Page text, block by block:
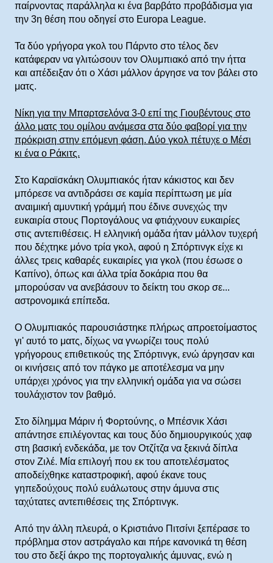
παίρνοντας παράλληλα κι ένα βαρβάτο προβάδισμα για
την 3η θέση που οδηγεί στο Europa League.
Τα δύο γρήγορα γκολ του Πάρντο στο τέλος δεν
κατάφεραν να γλιτώσουν τον Ολυμπιακό από την ήττα
και απέδειξαν ότι ο Χάσι μάλλον άργησε να τον βάλει στο
ματς.
Νίκη για την Μπαρτσελόνα 3-0 επί της Γιουβέντους στο
άλλο ματς του ομίλου ανάμεσα στα δύο φαβορί για την
πρόκριση στην επόμενη φάση. Δύο γκολ πέτυχε ο Μέσι
κι ένα ο Ράκιτς.
Στο Καραϊσκάκη Ολυμπιακός ήταν κάκιστος και δεν
μπόρεσε να αντιδράσει σε καμία περίπτωση με μία
αναιμική αμυντική γράμμή που έδινε συνεχώς την
ευκαιρία στους Πορτογάλους να φτιάχνουν ευκαιρίες
στις αντεπιθέσεις. Η ελληνική ομάδα ήταν μάλλον τυχερή
που δέχτηκε μόνο τρία γκολ, αφού η Σπόρτινγκ είχε κι
άλλες τρεις καθαρές ευκαιρίες για γκολ (που έσωσε ο
Καπίνο), όπως και άλλα τρία δοκάρια που θα
μπορούσαν να ανεβάσουν το δείκτη του σκορ σε...
αστρονομικά επίπεδα.
Ο Ολυμπιακός παρουσιάστηκε πλήρως απροετοίμαστος
γι' αυτό το ματς, δίχως να γνωρίζει τους πολύ
γρήγορους επιθετικούς της Σπόρτινγκ, ενώ άργησαν και
οι κινήσεις από τον πάγκο με αποτέλεσμα να μην
υπάρχει χρόνος για την ελληνική ομάδα για να σώσει
τουλάχιστον τον βαθμό.
Στο δίλημμα Μάριν ή Φορτούνης, ο Μπέσνικ Χάσι
απάντησε επιλέγοντας και τους δύο δημιουργικούς χαφ
στη βασική ενδεκάδα, με τον Οτζίτζα να ξεκινά δίπλα
στον Ζιλέ. Μία επιλογή που εκ του αποτελέσματος
αποδείχθηκε καταστροφική, αφού έκανε τους
γηπεδούχους πολύ ευάλωτους στην άμυνα στις
ταχύτατες αντεπιθέσεις της Σπόρτινγκ.
Από την άλλη πλευρά, ο Κριστιάνο Πιτσίνι ξεπέρασε το
πρόβλημα στον αστράγαλο και πήρε κανονικά τη θέση
του στο δεξί άκρο της πορτογαλικής άμυνας, ενώ η